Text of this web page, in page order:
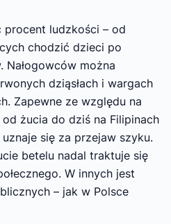
procent ludzkości – od
chodzić dzieci po
Nałogowców można
dziąsłach i wargach
Zapewne ze względu na
żucia do dziś na Filipinach
się za przejaw szyku.
betelu nadal traktuje się
W innych jest
– jak w Polsce